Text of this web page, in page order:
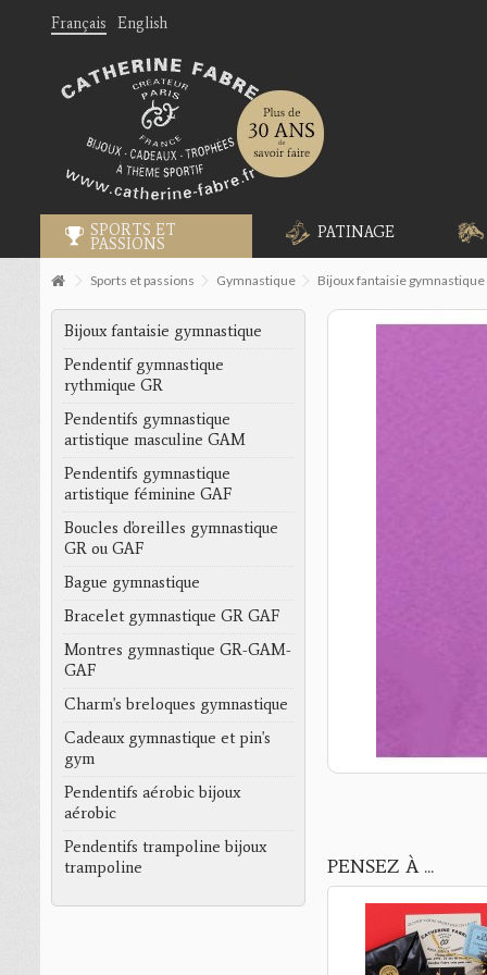
Français English
SPORTS ET
PASSIONS
PATINAGE
Sports et passions Gymnastique Bijoux fantaisie gymnastique
PENSEZ À ...
Bijoux fantaisie gymnastique
Pendentif gymnastique
rythmique GR
Pendentifs gymnastique
artistique masculine GAM
Pendentifs gymnastique
artistique féminine GAF
Boucles d'oreilles gymnastique
GR ou GAF
Bague gymnastique
Bracelet gymnastique GR GAF
Montres gymnastique GR-GAM-
GAF
Charm's breloques gymnastique
Cadeaux gymnastique et pin's
gym
Pendentifs aérobic bijoux
aérobic
Pendentifs trampoline bijoux
trampoline